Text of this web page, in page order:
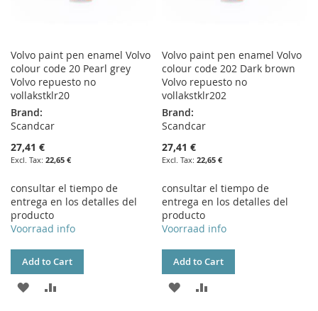
Volvo paint pen enamel Volvo
colour code 20 Pearl grey
Volvo repuesto no
vollakstklr20
Brand:
Scandcar
27,41 €
22,65 €
consultar el tiempo de
entrega en los detalles del
producto
Voorraad info
Add to Cart
ADD
Volvo paint pen enamel Volvo
colour code 202 Dark brown
Volvo repuesto no
vollakstklr202
Brand:
Scandcar
27,41 €
22,65 €
consultar el tiempo de
entrega en los detalles del
producto
Voorraad info
Add to Cart
ADD